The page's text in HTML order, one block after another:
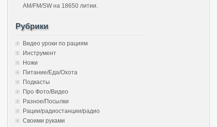
AM/FM/SW на 18650 литии.
Рубрики
Видео уроки по рациям
Инструмент
Ножи
Питание/Еда/Охота
Подкасты
Про Фото/Видео
Разное/Посылки
Рации/радиостанции/радио
Своими руками